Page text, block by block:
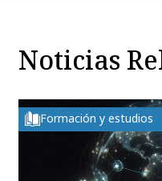
Noticias
Formación y estudios